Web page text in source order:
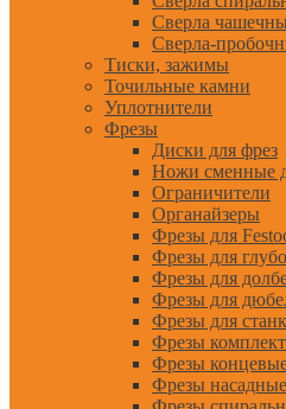
Сверла
Сверла-
Тиски, зажимы
Точильные камни
Уплотнители
Фрезы
Диски для фрез
Ножи сменные
Ограничители
Органайзеры
Фрезы для
Фрезы для
Фрезы для
Фрезы для
Фрезы для
Фрезы
Фрезы
Фрезы